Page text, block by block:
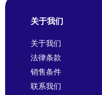
关于我们
关于我们
法律条款
销售条件
联系我们